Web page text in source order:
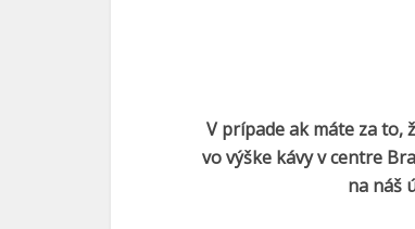
V prípade ak máte za to,
vo výške kávy v centre
na náš